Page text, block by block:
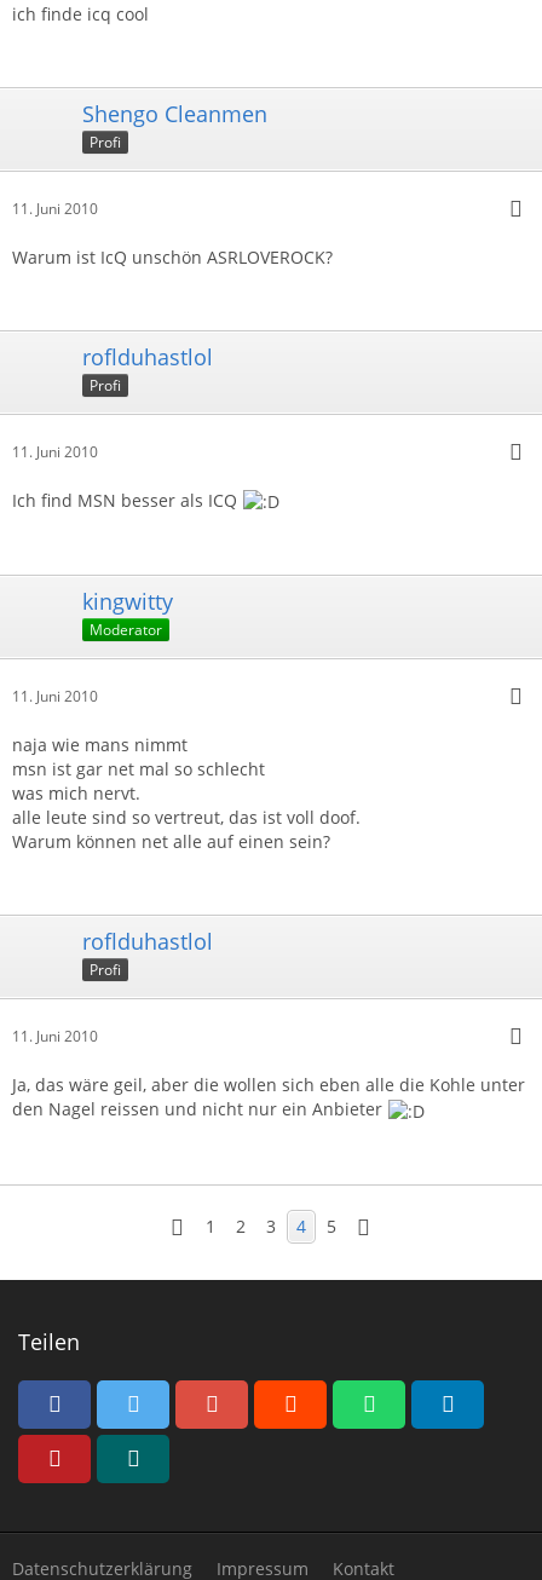
ich finde icq cool
Shengo Cleanmen
Profi
11. Juni 2010
Warum ist IcQ unschön ASRLOVEROCK?
roflduhastlol
Profi
11. Juni 2010
Ich find MSN besser als ICQ
kingwitty
Moderator
11. Juni 2010
naja wie mans nimmt
msn ist gar net mal so schlecht
was mich nervt.
alle leute sind so vertreut, das ist voll doof.
Warum können net alle auf einen sein?
roflduhastlol
Profi
11. Juni 2010
Ja, das wäre geil, aber die wollen sich eben alle die Kohle unter
den Nagel reissen und nicht nur ein Anbieter
1 2 3 4 5
Teilen
Datenschutzerklärung Impressum Kontakt